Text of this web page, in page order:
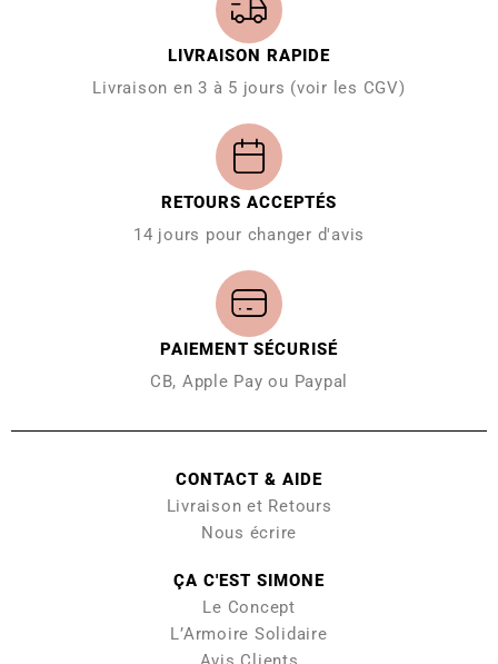
LIVRAISON RAPIDE
Livraison en 3 à 5 jours (voir les CGV)
RETOURS ACCEPTÉS
14 jours pour changer d'avis
PAIEMENT SÉCURISÉ
CB, Apple Pay ou Paypal
CONTACT & AIDE
Livraison et Retours
Nous écrire
ÇA C'EST SIMONE
Le Concept
L’Armoire Solidaire